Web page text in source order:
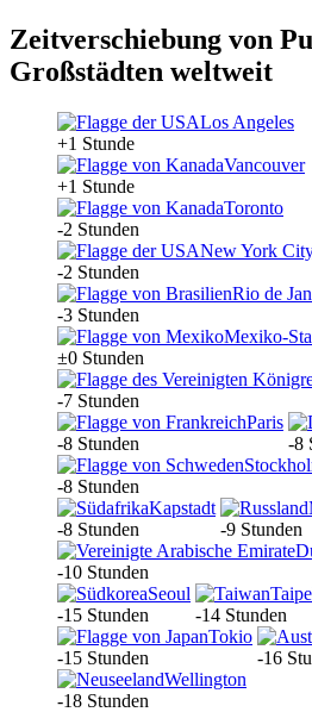
Zeitverschiebung von
Großstädten weltweit
Los Angeles
+1 Stunde
Vancouver
+1 Stunde
Toronto
-2 Stunden
New York
-2 Stunden
Rio de
-3 Stunden
Mexiko-
±0 Stunden
-7 Stunden
Paris
-8 Stunden
-8
-8 Stunden
Kapstadt
-8 Stunden
-9 Stunden
-10 Stunden
Seoul
-15 Stunden
-14 Stunden
Tokio
-15 Stunden
-16
Wellington
-18 Stunden